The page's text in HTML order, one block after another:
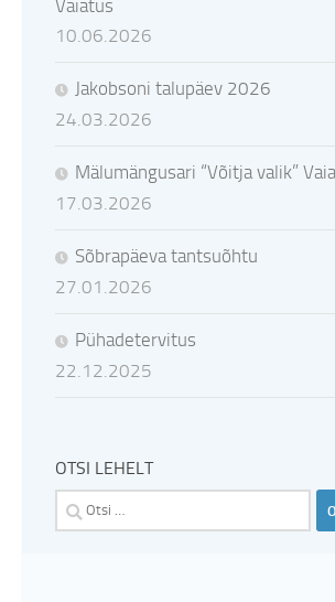
Vaiatus
10.06.2026
Jakobsoni talupäev 2026
24.03.2026
Mälumängusari “Võitja valik”
17.03.2026
Sõbrapäeva tantsuõhtu
27.01.2026
Pühadetervitus
22.12.2025
OTSI LEHELT
Otsi: